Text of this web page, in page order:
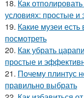
18. Как
условиях: простые
19. Какие музеи
посмотреть
20. Как убрать
простые и
21. Почему плинтус
правильно выбрать